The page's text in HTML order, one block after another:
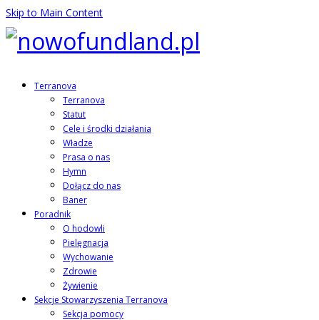
Skip to Main Content
Terranova
Terranova
Statut
Cele i środki działania
Władze
Prasa o nas
Hymn
Dołącz do nas
Baner
Poradnik
O hodowli
Pielęgnacja
Wychowanie
Zdrowie
Żywienie
Sekcje Stowarzyszenia Terranova
Sekcja pomocy